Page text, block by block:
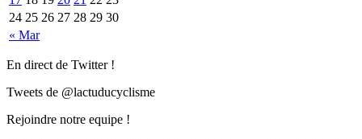
« Mar
24 25 26 27 28 29 30
En direct de Twitter !
Tweets de @lactuducyclisme
Rejoindre notre equipe !